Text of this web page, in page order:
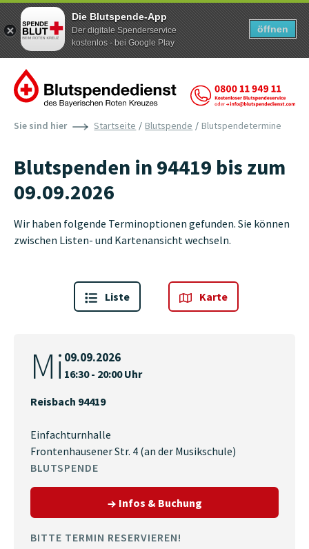
Die Blutspende-App
Der digitale Spenderservice
kostenlos - bei Google Play
öffnen
Zum Inhalt der Seite springen
Sie sind hier Startseite Blutspende Blutspendetermine
Blutspenden in 94419 bis zum
09.09.2026
Wir haben folgende Terminoptionen gefunden. Sie können
zwischen Listen- und Kartenansicht wechseln.
Liste Karte
Mi 09.09.2026
16:30 - 20:00 Uhr
Reisbach 94419
Einfachturnhalle
Frontenhausener Str. 4 (an der Musikschule)
BLUTSPENDE
Infos & Buchung
BITTE TERMIN RESERVIEREN!